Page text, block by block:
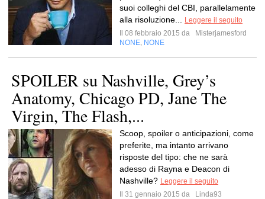
suoi colleghi del CBI, parallelamente
alla risoluzione...
Leggere il seguito
Il 08 febbraio 2015 da
Misterjamesford
NONE NONE
SPOILER su Nashville, Grey’s
Anatomy, Chicago PD, Jane The
Virgin, The Flash,...
Scoop, spoiler o anticipazioni, come
preferite, ma intanto arrivano
risposte del tipo: che ne sarà
adesso di Rayna e Deacon di
Nashville? Leggere il seguito
Il 31 gennaio 2015 da
Linda93